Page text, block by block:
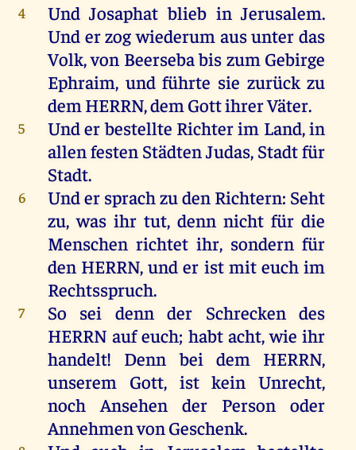
4 Und Josaphat blieb in Jerusalem.
Und erzog wiederum ausunter das
Volk,von Beersebabis zum Gebirge
Ephraim, und führte sie zurück zu
dem HERRN,dem GottihrerVäter.
5 Underbestellte Richterim Land,in
allenfesten StädtenJudas, Stadtfür
Stadt.
6 Under sprachzuden Richtern: Seht
zu,was ihr tut,denn nicht für die
Menschen richtet ihr, sondern für
den HERRN,und er ist mit euch im
Rechtsspruch.
7 So sei denn der Schrecken des
HERRN auf euch; habt acht,wie ihr
handelt! Denn bei dem HERRN,
unserem
Gott, ist kein Unrecht,
noch
Ansehen der Person
oder
AnnehmenvonGeschenk.